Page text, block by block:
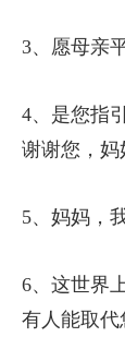
3、愿母亲
4、是您指
谢谢您，妈
5、妈妈，
6、这世界
有人能取